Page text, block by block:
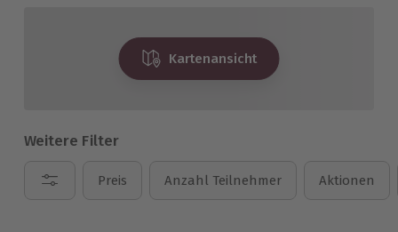
Kartenansicht
Weitere Filter
Preis Anzahl Teilnehmer Aktionen